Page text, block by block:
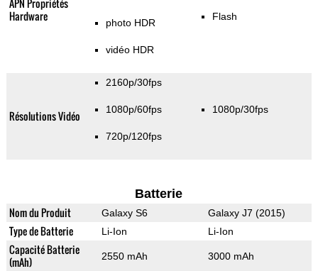
APN Propriétés
Hardware
photo HDR
vidéo HDR
Flash
Résolutions Vidéo
2160p/30fps
1080p/60fps
720p/120fps
1080p/30fps
Batterie
Nom du Produit Galaxy S6 Galaxy J7 (2015)
Type de Batterie Li-Ion Li-Ion
Capacité Batterie
(mAh)
2550 mAh 3000 mAh